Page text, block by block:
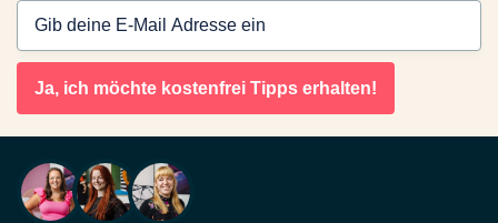
Ja, ich möchte kostenfrei Tipps erhalten!